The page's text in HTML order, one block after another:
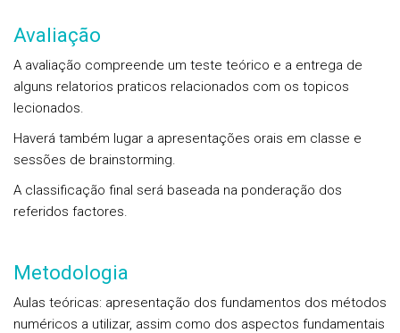
Avaliação
A avaliação compreende um teste teórico e a entrega de
alguns relatorios praticos relacionados com os topicos
lecionados.
Haverá também lugar a apresentações orais em classe e
sessões de brainstorming.
A classificação final será baseada na ponderação dos
referidos factores.
Metodologia
Aulas teóricas: apresentação dos fundamentos dos métodos
numéricos a utilizar, assim como dos aspectos fundamentais